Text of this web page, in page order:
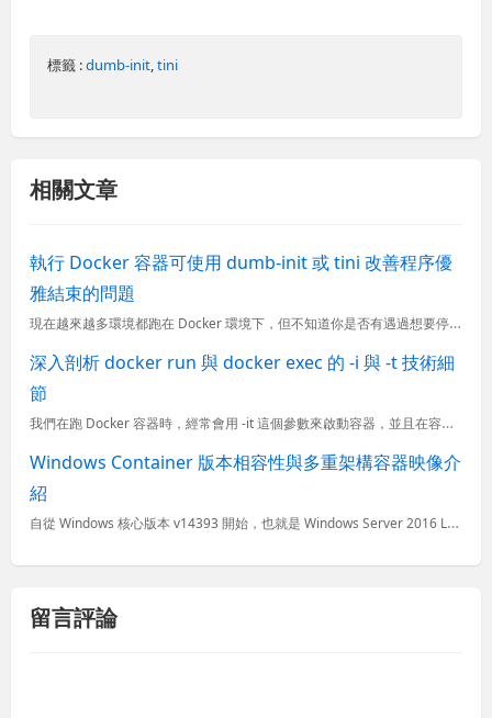
標籤 :dumb-init ,tini
相關文章
執行 Docker 容器可使用 dumb-init 或 tini 改善程序優
雅結束的問題
現在越來越多環境都跑在 Docker 環境下，但不知道你是否有遇過想要停止容器，但執行 docker stop 之後卻無法立即停止的狀況？這個問題會牽扯到我在 當 .NET Core 執行在 Linu
深入剖析 docker run 與 docker exec 的 -i 與 -t 技術細
節
我們在跑 Docker 容器時，經常會用 -it 這個參數來啟動容器，並且在容器中執行命令。不過長久以來我並沒有真正深入理解這兩個參數的用法與使用情境，以至於我昨天在跑一個 MySQL 容器時，就又再
Windows Container 版本相容性與多重架構容器映像介
紹
自從 Windows 核心版本 v14393 開始，也就是 Windows Server 2016 LTSC 與 Windows 10 年度更新版，正式開始支援 Windows 容器，這意謂著企業可以
留言評論